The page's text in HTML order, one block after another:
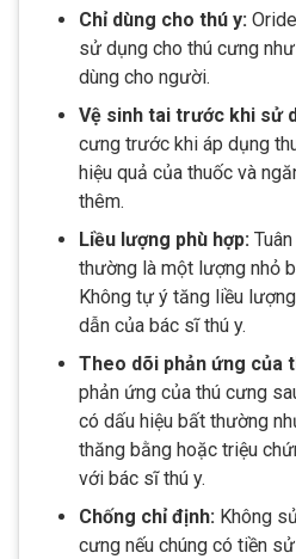
Chỉ dùng cho thú y:
sử dụng cho thú cưng
dùng cho người.
Vệ sinh tai trước khi sử
cưng trước khi áp dụng
hiệu quả của thuốc và
thêm.
Liều lượng phù hợp:
thường là một lượng nhỏ
Không tự ý tăng liều
dẫn của bác sĩ thú y.
Theo dõi phản ứng của
phản ứng của thú cưng
có dấu hiệu bất thường
thăng bằng hoặc triệu
với bác sĩ thú y.
Chống chỉ định: Không
cưng nếu chúng có tiền